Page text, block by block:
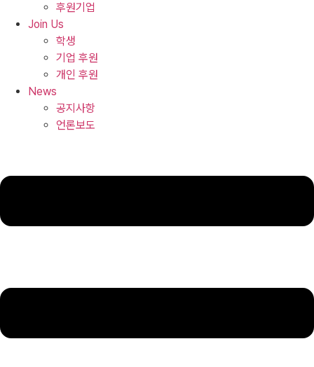
후원기업
Join Us
학생
기업 후원
개인 후원
News
공지사항
언론보도